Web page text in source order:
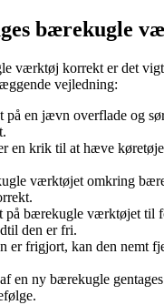
bærekugle
værktøj korrekt er det
vejledning:
på en jævn overflade og
en krik til at hæve
værktøjet omkring
på bærekugle værktøjet til
den er fri.
er frigjort, kan den nemt
en ny bærekugle